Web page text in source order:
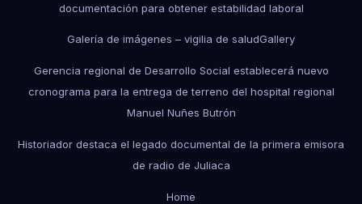
documentación para obtener estabilidad laboral
Galería de imágenes – vigilia de saludGallery
Gerencia regional de Desarrollo Social establecerá nuevo
cronograma para la entrega de terreno del hospital regional
Manuel Nuñes Butrón
Historiador destaca el legado documental de la primera emisora
de radio de Juliaca
Home